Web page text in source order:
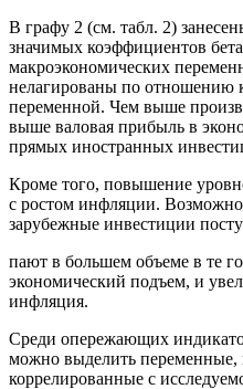
В графу 2 (см. табл. 2)
значимых коэффициентов
макроэкономических
нелагированы по отношению
переменной. Чем выше
выше валовая прибыль в
прямых иностранных
Кроме того, повышение
с ростом инфляции.
зарубежные инвестиции
пают в большем объеме в те
экономический подъем, и
инфляция.
Среди опережающих
можно выделить переменные,
коррелированные с